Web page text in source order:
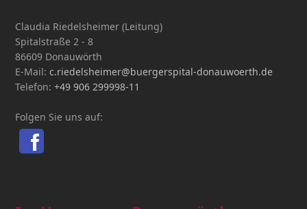
Claudia Riedelsheimer (Leitung)
Spitalstraße 2 - 8
86609 Donauwörth
E-Mail:c.riedelsheimer@buergerspital-donauwoerth.de
Telefon:+49 906 299998-11
Folgen Sie uns auf: